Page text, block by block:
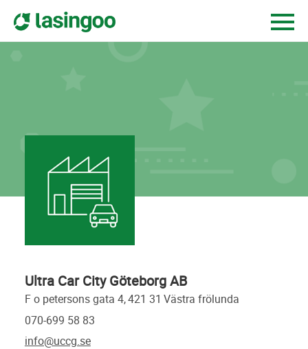
Ultra Car City Göteborg AB
f o petersons gata 4, 421 31
västra frölunda
070-699 58 83
info@uccg.se